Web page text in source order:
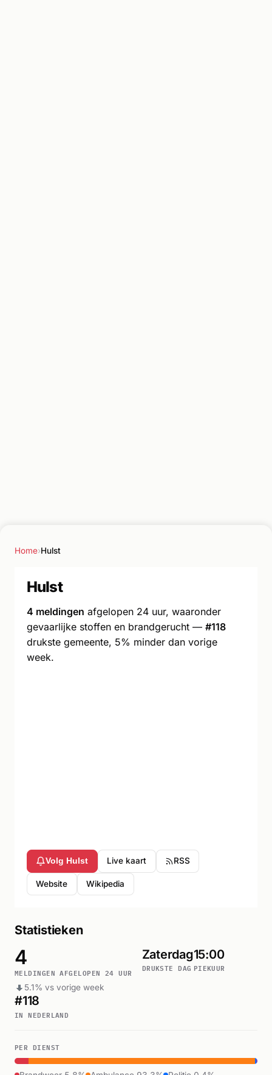
Home›Hulst
Hulst
4 meldingen afgelopen 24 uur, waaronder
gevaarlijke stoffen en brandgerucht — #118
drukste gemeente, 5% minder dan vorige
week.
Volg Hulst Live kaart RSS
Website Wikipedia
Statistieken
4
MELDINGEN AFGELOPEN 24 UUR
5.1% vs vorige week
Zaterdag
DRUKSTE DAG
15:00
PIEKUUR
#118
IN NEDERLAND
PER DIENST